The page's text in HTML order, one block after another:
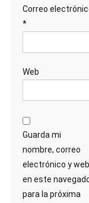
Correo
*
Web
Guarda mi
nombre, correo
electrónico y web
en este
para la próxima